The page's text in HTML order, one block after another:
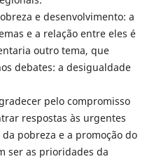
e desenvolvimento: a
e a relação entre eles é
outro tema, que
debates: a desigualdade
pelo compromisso
respostas às urgentes
pobreza e a promoção do
ser as prioridades da